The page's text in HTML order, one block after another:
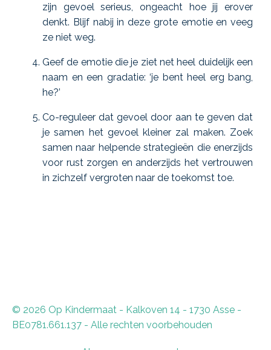
zijn gevoel serieus, ongeacht hoe jij erover
denkt. Blijf nabij in deze grote emotie en veeg
ze niet weg.
Geef de emotie die je ziet net heel duidelijk een
naam en een gradatie: ‘je bent heel erg bang,
he?’
Co-reguleer dat gevoel door aan te geven dat
je samen het gevoel kleiner zal maken. Zoek
samen naar helpende strategieën die enerzijds
voor rust zorgen en anderzijds het vertrouwen
in zichzelf vergroten naar de toekomst toe.
© 2026 Op Kindermaat - Kalkoven 14 - 1730 Asse -
BE0781.661.137 - Alle rechten voorbehouden